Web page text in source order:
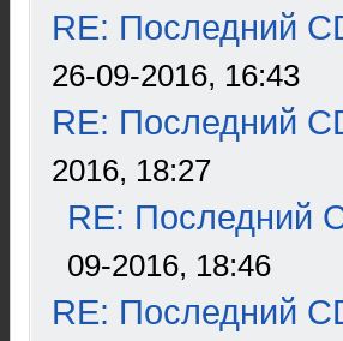
RE: Последний
26-09-2016, 16:43
RE: Последний
2016, 18:27
RE: Последний
09-2016, 18:46
RE: Последний